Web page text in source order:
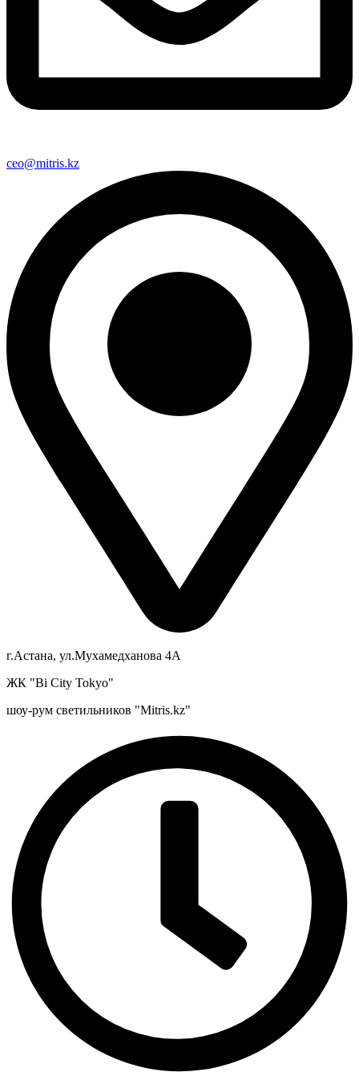
ceo@mitris.kz
г.Астана, ул.Мухамедханова 4А
ЖК "Bi City Tokyo"
шоу-рум светильников "Mitris.kz"